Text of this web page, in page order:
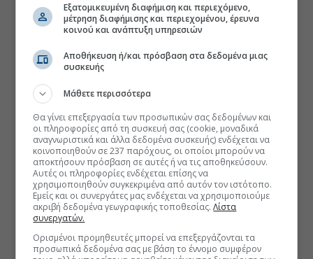
Εξατομικευμένη διαφήμιση και περιεχόμενο,
μέτρηση διαφήμισης και περιεχομένου, έρευνα
κοινού και ανάπτυξη υπηρεσιών
Αποθήκευση ή/και πρόσβαση στα δεδομένα μιας
συσκευής
Μάθετε περισσότερα
Θα γίνει επεξεργασία των προσωπικών σας δεδομένων και
οι πληροφορίες από τη συσκευή σας (cookie, μοναδικά
αναγνωριστικά και άλλα δεδομένα συσκευής) ενδέχεται να
κοινοποιηθούν σε 237 παρόχους, οι οποίοι μπορούν να
αποκτήσουν πρόσβαση σε αυτές ή να τις αποθηκεύσουν.
Αυτές οι πληροφορίες ενδέχεται επίσης να
χρησιμοποιηθούν συγκεκριμένα από αυτόν τον ιστότοπο.
Εμείς και οι συνεργάτες μας ενδέχεται να χρησιμοποιούμε
ακριβή δεδομένα γεωγραφικής τοποθεσίας.Λίστα
συνεργατών.
Ορισμένοι προμηθευτές μπορεί να επεξεργάζονται τα
προσωπικά δεδομένα σας με βάση το έννομο συμφέρον